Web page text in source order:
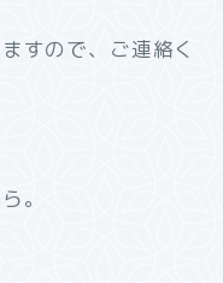
すので、ご連絡く
。